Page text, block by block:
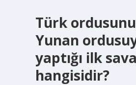
Türk
Yunan
yaptığı ilk
hangisidir?